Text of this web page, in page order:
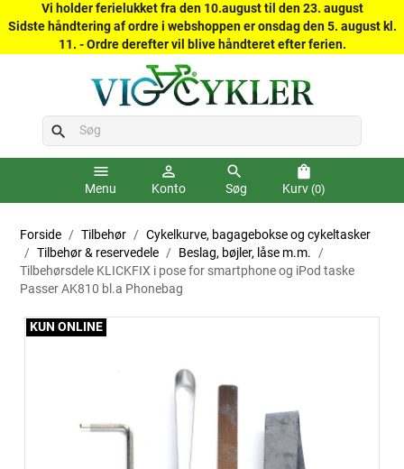
Vi holder ferielukket fra den 10.august til den 23. august
Sidste håndtering af ordre i webshoppen er onsdag den 5. august kl.
11. - Ordre derefter vil blive håndteret efter ferien.
search
menu
Menu
person_outline
Konto
search
Søg
shopping_bag
Kurv (0)
Forside Tilbehør
Cykelkurve, bagagebokse og cykeltasker
Tilbehør & reservedele
Beslag, bøjler, låse m.m.
Tilbehørsdele KLICKFIX i pose for smartphone og iPod taske
Passer AK810 bl.a Phonebag
KUN ONLINE